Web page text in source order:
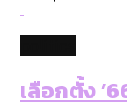
เลือกตั้ง